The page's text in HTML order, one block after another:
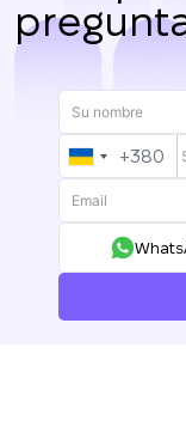
UKRAINE
+380
+380